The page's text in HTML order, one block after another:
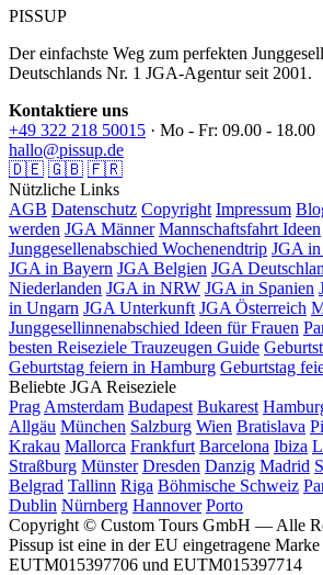
PISSUP
Der einfachste Weg zum perfekten
Deutschlands Nr. 1 JGA-Agentur seit 2001.
Kontaktiere uns
+49 322 218 50015 · Mo - Fr: 09.00 - 18.00
hallo@pissup.de
🇩🇪 🇬🇧 🇫🇷
Nützliche Links
AGB Datenschutz Copyright Impressum
werden JGA Männer Mannschaftsfahrt Ideen
Junggesellenabschied Wochenendtrip JGA in
JGA in Bayern JGA Belgien JGA
Niederlanden JGA in NRW JGA in Spanien
in Ungarn JGA Unterkunft JGA Österreich
Junggesellinnenabschied Ideen für Frauen
besten Reiseziele Trauzeugen Guide
Geburtstag feiern in Hamburg Geburtstag
Beliebte JGA Reiseziele
Prag Amsterdam Budapest Bukarest
Allgäu München Salzburg Wien Bratislava
Krakau Mallorca Frankfurt Barcelona Ibiza
Straßburg Münster Dresden Danzig Madrid
Belgrad Tallinn Riga Böhmische Schweiz
Dublin Nürnberg Hannover Porto
Copyright © Custom Tours GmbH — Alle
Pissup ist eine in der EU eingetragene
EUTM015397706 und EUTM015397714